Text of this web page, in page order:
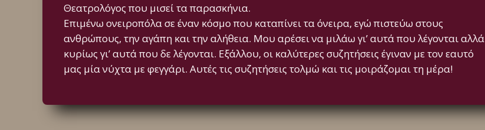
Θεατρολόγος που μισεί τα παρασκήνια.
Επιμένω ονειροπόλα σε έναν κόσμο που καταπίνει τα όνειρα, εγώ πιστεύω στους
ανθρώπους, την αγάπη και την αλήθεια. Μου αρέσει να μιλάω γι’ αυτά που λέγονται αλλά
κυρίως γι’ αυτά που δε λέγονται. Εξάλλου, οι καλύτερες συζητήσεις έγιναν με τον εαυτό
μας μία νύχτα με φεγγάρι. Αυτές τις συζητήσεις τολμώ και τις μοιράζομαι τη μέρα!